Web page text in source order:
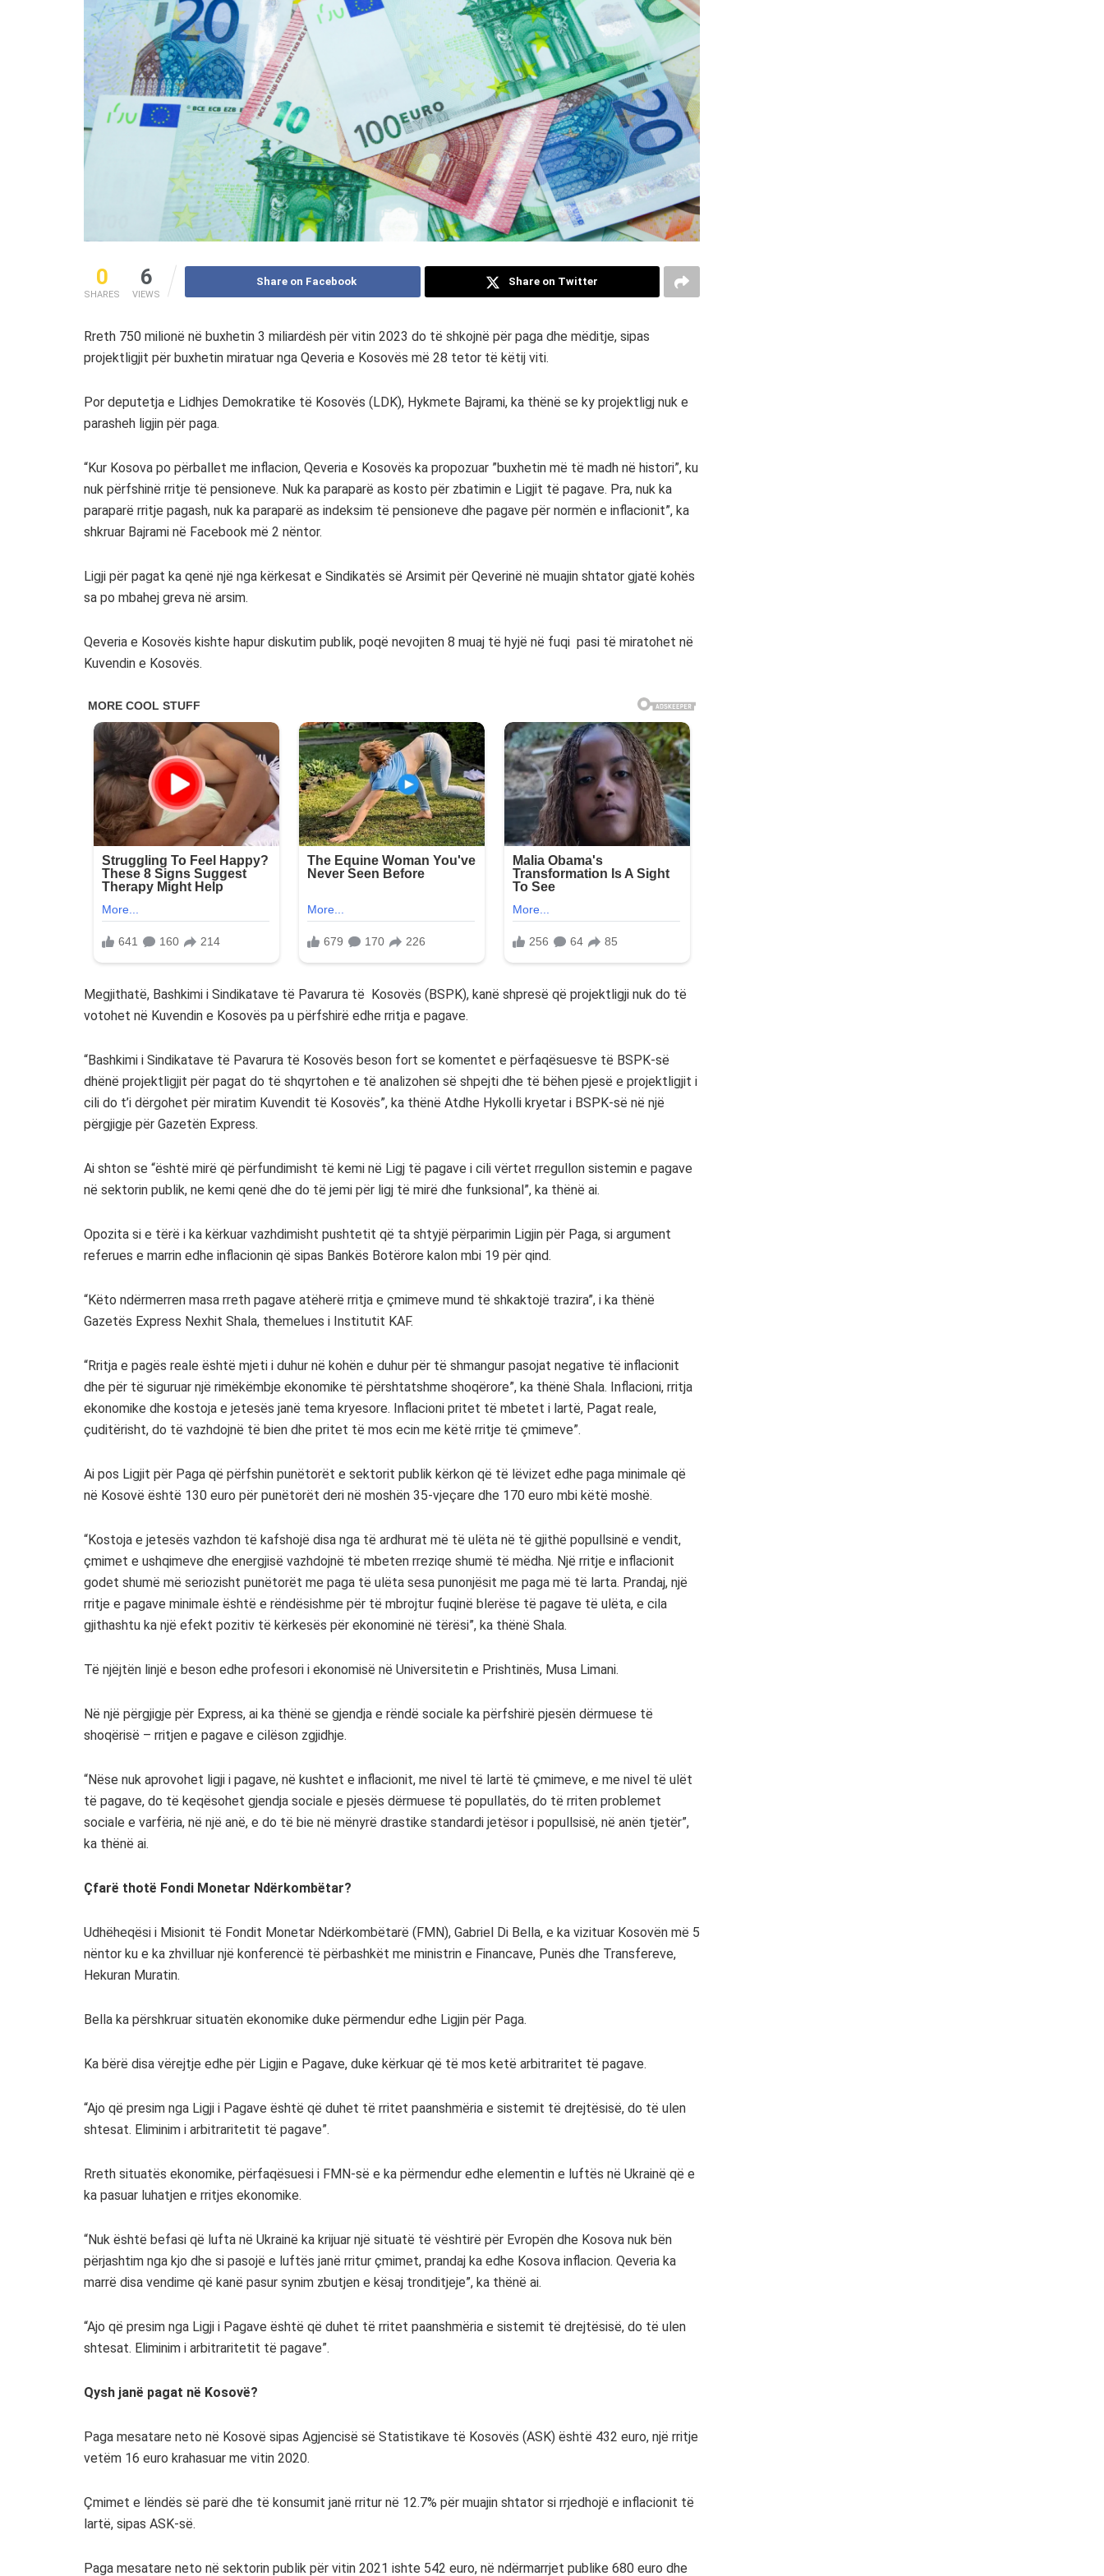
0
SHARES
6
VIEWS
Share on Facebook Share on Twitter
Rreth 750 milionë në buxhetin 3 miliardësh për vitin 2023 do të shkojnë për paga dhe mëditje, sipas
projektligjit për buxhetin miratuar nga Qeveria e Kosovës më 28 tetor të këtij viti.
Por deputetja e Lidhjes Demokratike të Kosovës (LDK), Hykmete Bajrami, ka thënë se ky projektligj nuk e
parasheh ligjin për paga.
“Kur Kosova po përballet me inflacion, Qeveria e Kosovës ka propozuar ”buxhetin më të madh në histori”, ku
nuk përfshinë rritje të pensioneve. Nuk ka paraparë as kosto për zbatimin e Ligjit të pagave. Pra, nuk ka
paraparë rritje pagash, nuk ka paraparë as indeksim të pensioneve dhe pagave për normën e inflacionit”, ka
shkruar Bajrami në Facebook më 2 nëntor.
Ligji për pagat ka qenë një nga kërkesat e Sindikatës së Arsimit për Qeverinë në muajin shtator gjatë kohës
sa po mbahej greva në arsim.
Qeveria e Kosovës kishte hapur diskutim publik, poqë nevojiten 8 muaj të hyjë në fuqi pasi të miratohet në
Kuvendin e Kosovës.
Megjithatë, Bashkimi i Sindikatave të Pavarura të Kosovës (BSPK), kanë shpresë që projektligji nuk do të
votohet në Kuvendin e Kosovës pa u përfshirë edhe rritja e pagave.
“Bashkimi i Sindikatave të Pavarura të Kosovës beson fort se komentet e përfaqësuesve të BSPK-së
dhënë projektligjit për pagat do të shqyrtohen e të analizohen së shpejti dhe të bëhen pjesë e projektligjit i
cili do t’i dërgohet për miratim Kuvendit të Kosovës”, ka thënë Atdhe Hykolli kryetar i BSPK-së në një
përgjigje për Gazetën Express.
Ai shton se “është mirë që përfundimisht të kemi në Ligj të pagave i cili vërtet rregullon sistemin e pagave
në sektorin publik, ne kemi qenë dhe do të jemi për ligj të mirë dhe funksional”, ka thënë ai.
Opozita si e tërë i ka kërkuar vazhdimisht pushtetit që ta shtyjë përparimin Ligjin për Paga, si argument
referues e marrin edhe inflacionin që sipas Bankës Botërore kalon mbi 19 për qind.
“Këto ndërmerren masa rreth pagave atëherë rritja e çmimeve mund të shkaktojë trazira”, i ka thënë
Gazetës Express Nexhit Shala, themelues i Institutit KAF.
“Rritja e pagës reale është mjeti i duhur në kohën e duhur për të shmangur pasojat negative të inflacionit
dhe për të siguruar një rimëkëmbje ekonomike të përshtatshme shoqërore”, ka thënë Shala. Inflacioni, rritja
ekonomike dhe kostoja e jetesës janë tema kryesore. Inflacioni pritet të mbetet i lartë, Pagat reale,
çuditërisht, do të vazhdojnë të bien dhe pritet të mos ecin me këtë rritje të çmimeve”.
Ai pos Ligjit për Paga që përfshin punëtorët e sektorit publik kërkon që të lëvizet edhe paga minimale që
në Kosovë është 130 euro për punëtorët deri në moshën 35-vjeçare dhe 170 euro mbi këtë moshë.
“Kostoja e jetesës vazhdon të kafshojë disa nga të ardhurat më të ulëta në të gjithë popullsinë e vendit,
çmimet e ushqimeve dhe energjisë vazhdojnë të mbeten rreziqe shumë të mëdha. Një rritje e inflacionit
godet shumë më seriozisht punëtorët me paga të ulëta sesa punonjësit me paga më të larta. Prandaj, një
rritje e pagave minimale është e rëndësishme për të mbrojtur fuqinë blerëse të pagave të ulëta, e cila
gjithashtu ka një efekt pozitiv të kërkesës për ekonominë në tërësi”, ka thënë Shala.
Të njëjtën linjë e beson edhe profesori i ekonomisë në Universitetin e Prishtinës, Musa Limani.
Në një përgjigje për Express, ai ka thënë se gjendja e rëndë sociale ka përfshirë pjesën dërmuese të
shoqërisë – rritjen e pagave e cilëson zgjidhje.
“Nëse nuk aprovohet ligji i pagave, në kushtet e inflacionit, me nivel të lartë të çmimeve, e me nivel të ulët
të pagave, do të keqësohet gjendja sociale e pjesës dërmuese të popullatës, do të rriten problemet
sociale e varfëria, në një anë, e do të bie në mënyrë drastike standardi jetësor i popullsisë, në anën tjetër”,
ka thënë ai.
Çfarë thotë Fondi Monetar Ndërkombëtar?
Udhëheqësi i Misionit të Fondit Monetar Ndërkombëtarë (FMN), Gabriel Di Bella, e ka vizituar Kosovën më 5
nëntor ku e ka zhvilluar një konferencë të përbashkët me ministrin e Financave, Punës dhe Transfereve,
Hekuran Muratin.
Bella ka përshkruar situatën ekonomike duke përmendur edhe Ligjin për Paga.
Ka bërë disa vërejtje edhe për Ligjin e Pagave, duke kërkuar që të mos ketë arbitraritet të pagave.
“Ajo që presim nga Ligji i Pagave është që duhet të rritet paanshmëria e sistemit të drejtësisë, do të ulen
shtesat. Eliminim i arbitraritetit të pagave”.
Rreth situatës ekonomike, përfaqësuesi i FMN-së e ka përmendur edhe elementin e luftës në Ukrainë që e
ka pasuar luhatjen e rritjes ekonomike.
“Nuk është befasi që lufta në Ukrainë ka krijuar një situatë të vështirë për Evropën dhe Kosova nuk bën
përjashtim nga kjo dhe si pasojë e luftës janë rritur çmimet, prandaj ka edhe Kosova inflacion. Qeveria ka
marrë disa vendime që kanë pasur synim zbutjen e kësaj tronditjeje”, ka thënë ai.
“Ajo që presim nga Ligji i Pagave është që duhet të rritet paanshmëria e sistemit të drejtësisë, do të ulen
shtesat. Eliminim i arbitraritetit të pagave”.
Qysh janë pagat në Kosovë?
Paga mesatare neto në Kosovë sipas Agjencisë së Statistikave të Kosovës (ASK) është 432 euro, një rritje
vetëm 16 euro krahasuar me vitin 2020.
Çmimet e lëndës së parë dhe të konsumit janë rritur në 12.7% për muajin shtator si rrjedhojë e inflacionit të
lartë, sipas ASK-së.
Paga mesatare neto në sektorin publik për vitin 2021 ishte 542 euro, në ndërmarrjet publike 680 euro dhe